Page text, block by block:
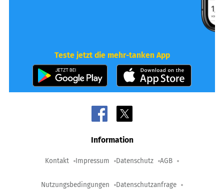
Teste jetzt die mehr-tanken App
Information
Kontakt Impressum Datenschutz AGB
Nutzungsbedingungen Datenschutzanfrage